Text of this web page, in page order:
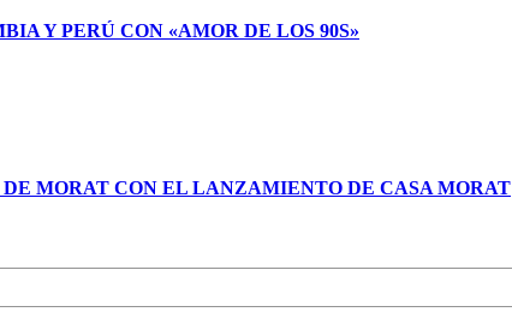
Y PERÚ CON «AMOR DE LOS 90S»
MORAT CON EL LANZAMIENTO DE CASA MORAT